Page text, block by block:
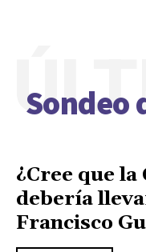
Sondeo
¿Cree que la
debería
Francisco